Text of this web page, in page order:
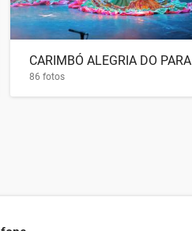
CARIMBÓ ALEGRIA DO PARA
86 fotos